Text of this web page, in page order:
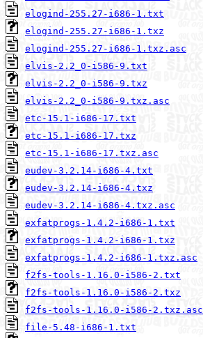
elogind-255.27-i686-1.txt
elogind-255.27-i686-1.txz
elogind-255.27-i686-1.txz.asc
elvis-2.2_0-i586-9.txt
elvis-2.2_0-i586-9.txz
elvis-2.2_0-i586-9.txz.asc
etc-15.1-i686-17.txt
etc-15.1-i686-17.txz
etc-15.1-i686-17.txz.asc
eudev-3.2.14-i686-4.txt
eudev-3.2.14-i686-4.txz
eudev-3.2.14-i686-4.txz.asc
exfatprogs-1.4.2-i686-1.txt
exfatprogs-1.4.2-i686-1.txz
exfatprogs-1.4.2-i686-1.txz.asc
f2fs-tools-1.16.0-i586-2.txt
f2fs-tools-1.16.0-i586-2.txz
f2fs-tools-1.16.0-i586-2.txz.asc
file-5.48-i686-1.txt